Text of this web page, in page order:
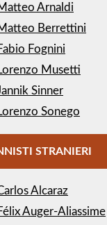
Arnaldi
Berrettini
Fognini
Musetti
Sinner
Sonego
STRANIERI
Alcaraz
Auger-Aliassime